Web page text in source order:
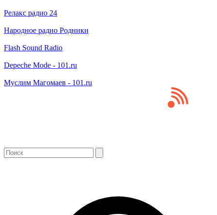
Релакс радио 24
Народное радио Родники
Flash Sound Radio
Depeche Mode - 101.ru
Муслим Магомаев - 101.ru